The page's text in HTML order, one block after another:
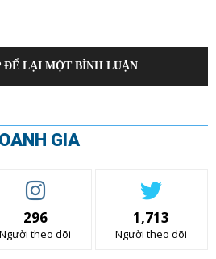
ĐỂ LẠI MỘT BÌNH LUẬN
GIA
296
Người theo dõi
1,713
Người theo dõi